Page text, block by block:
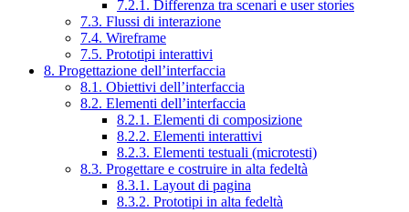
7.2.1. Differenza tra scenari e user stories
7.3. Flussi di interazione
7.4. Wireframe
7.5. Prototipi interattivi
8. Progettazione dell’interfaccia
8.1. Obiettivi dell’interfaccia
8.2. Elementi dell’interfaccia
8.2.1. Elementi di composizione
8.2.2. Elementi interattivi
8.2.3. Elementi testuali (microtesti)
8.3. Progettare e costruire in alta fedeltà
8.3.1. Layout di pagina
8.3.2. Prototipi in alta fedeltà